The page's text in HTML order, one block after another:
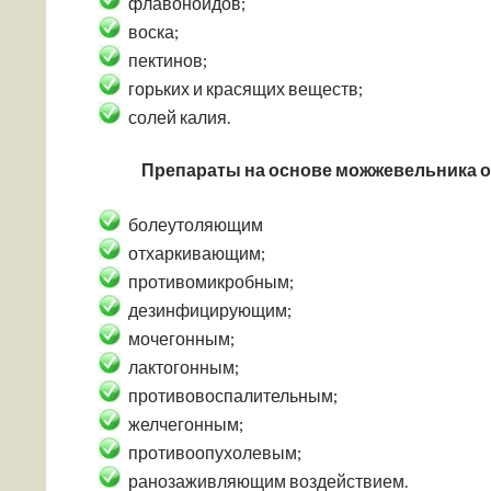
воска;
пектинов;
горьких и красящих веществ;
солей калия.
Препараты на основе можжевельника
болеутоляющим
отхаркивающим;
противомикробным;
дезинфицирующим;
мочегонным;
лактогонным;
противовоспалительным;
желчегонным;
противоопухолевым;
ранозаживляющим воздействием.